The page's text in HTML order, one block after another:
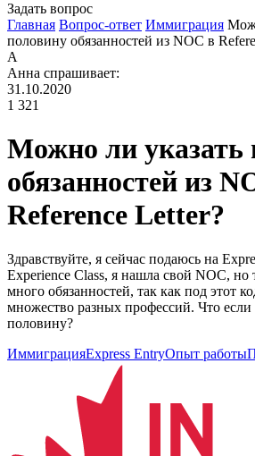
Задать вопрос
Главная Вопрос-ответ Иммиграция
половину обязанностей из NOC в
А
Анна спрашивает:
31.10.2020
1 321
Можно ли указать
обязанностей из
Reference Letter?
Здравствуйте, я сейчас подаюсь на
Experience Class, я нашла свой NOC, но
много обязанностей, так как под этот
множество разных профессий. Что если
половину?
ИммиграцияExpress EntryОпыт работы